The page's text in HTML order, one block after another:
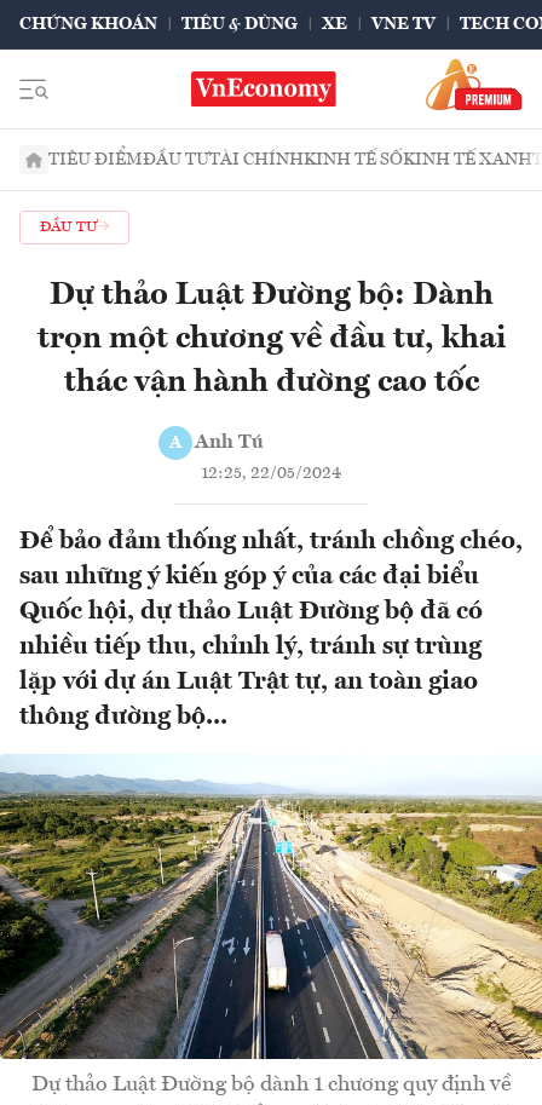
CHỨNG KHOÁN TIÊU & DÙNG XE VNE TV TECH
TIÊU ĐIỂMĐẦU TƯTÀI CHÍNHKINH TẾ SỐKINH TẾ XANH
ĐẦU TƯ
Dự thảo Luật Đường bộ: Dành
trọn một chương về đầu tư, khai
thác vận hành đường cao tốc
A Anh Tú
12:25, 22/05/2024
Để bảo đảm thống nhất, tránh chồng chéo,
sau những ý kiến góp ý của các đại biểu
Quốc hội, dự thảo Luật Đường bộ đã có
nhiều tiếp thu, chỉnh lý, tránh sự trùng
lặp với dự án Luật Trật tự, an toàn giao
thông đường bộ...
Dự thảo Luật Đường bộ dành 1 chương quy định về